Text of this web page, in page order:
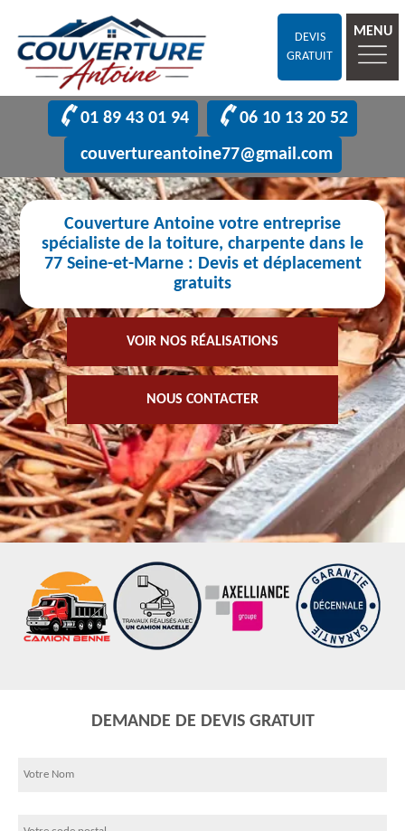
DEVIS
GRATUIT
MENU
01 89 43 01 94
06 10 13 20 52
couvertureantoine77@gmail.com
Couverture Antoine votre entreprise
spécialiste de la toiture, charpente dans le
77 Seine-et-Marne : Devis et déplacement
gratuits
VOIR NOS RÉALISATIONS
NOUS CONTACTER
DEMANDE DE DEVIS GRATUIT